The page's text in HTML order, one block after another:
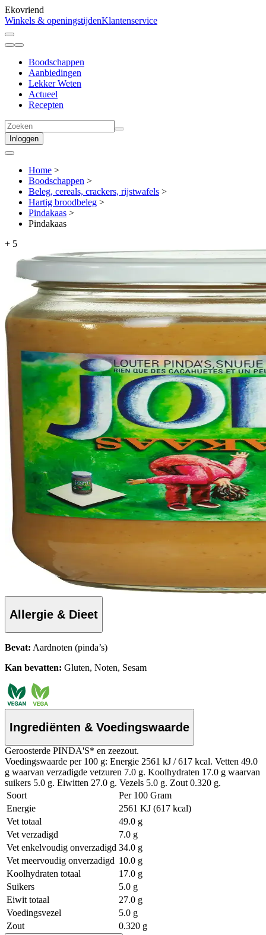
Ekovriend
Winkels & openingstijdenKlantenservice
Boodschappen
Aanbiedingen
Lekker Weten
Actueel
Recepten
Inloggen
Home >
Boodschappen >
Beleg, cereals, crackers, rijstwafels >
Hartig broodbeleg >
Pindakaas >
Pindakaas
+ 5
Allergie & Dieet
Bevat: Aardnoten (pinda’s)
Kan bevatten: Gluten, Noten, Sesam
Ingrediënten & Voedingswaarde
Geroosterde PINDA'S* en zeezout.
Voedingswaarde per 100 g: Energie 2561 kJ / 617 kcal. Vetten 49.0
g waarvan verzadigde vetzuren 7.0 g. Koolhydraten 17.0 g waarvan
suikers 5.0 g. Eiwitten 27.0 g. Vezels 5.0 g. Zout 0.320 g.
Soort
Per 100 Gram
Energie
2561 KJ (617 kcal)
Vet totaal
49.0 g
Vet verzadigd
7.0 g
Vet enkelvoudig onverzadigd 34.0 g
Vet meervoudig onverzadigd 10.0 g
Koolhydraten totaal
17.0 g
Suikers
5.0 g
Eiwit totaal
27.0 g
Voedingsvezel
5.0 g
Zout
0.320 g